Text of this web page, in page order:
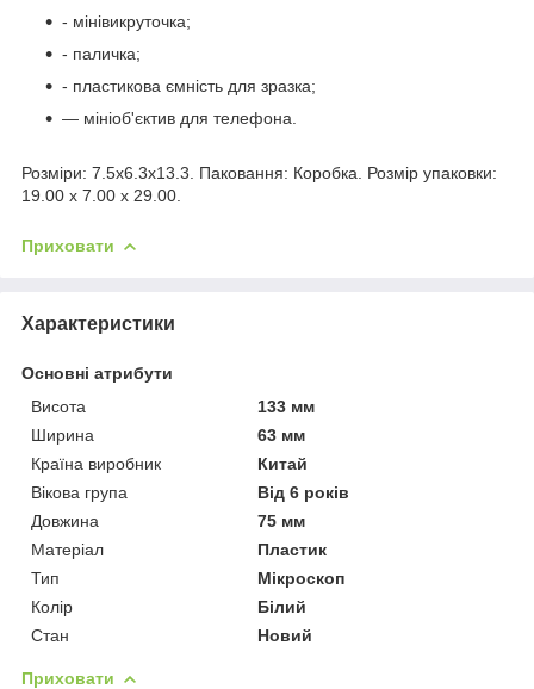
- мінівикруточка;
- паличка;
- пластикова ємність для зразка;
— мініоб'єктив для телефона.
Розміри: 7.5х6.3х13.3. Паковання: Коробка. Розмір упаковки:
19.00 x 7.00 x 29.00.
Приховати
Характеристики
Основні атрибути
Висота
133 мм
Ширина
63 мм
Країна виробник
Китай
Вікова група
Від 6 років
Довжина
75 мм
Матеріал
Пластик
Тип
Мікроскоп
Колір
Білий
Стан
Новий
Приховати